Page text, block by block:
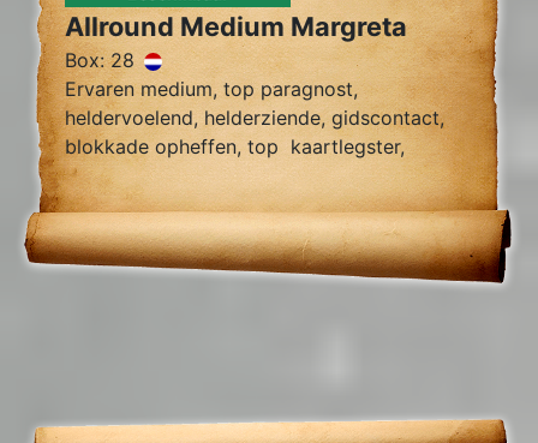
Allround Medium Margreta
Box: 28
Ervaren medium, top paragnost,
heldervoelend, helderziende, gidscontact,
blokkade opheffen, top kaartlegster,
vragen over relatie problemen zielsrelaties,
en toekomst voorspelling 2024